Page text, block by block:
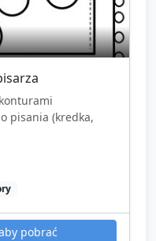
pisania (kredka,
pobrać